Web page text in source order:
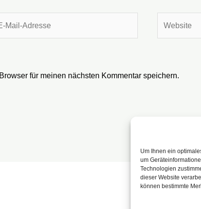
Um Ihnen ein
um
Technologien
dieser Website
können bestimmte
für meinen nächsten Kommentar speichern.